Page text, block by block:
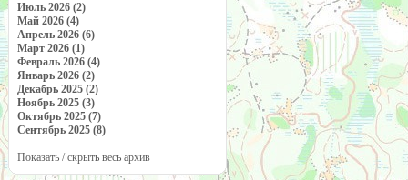
Июль 2026 (2)
Май 2026 (4)
Апрель 2026 (6)
Март 2026 (1)
Февраль 2026 (4)
Январь 2026 (2)
Декабрь 2025 (2)
Ноябрь 2025 (3)
Октябрь 2025 (7)
Сентябрь 2025 (8)
Показать / скрыть весь архив